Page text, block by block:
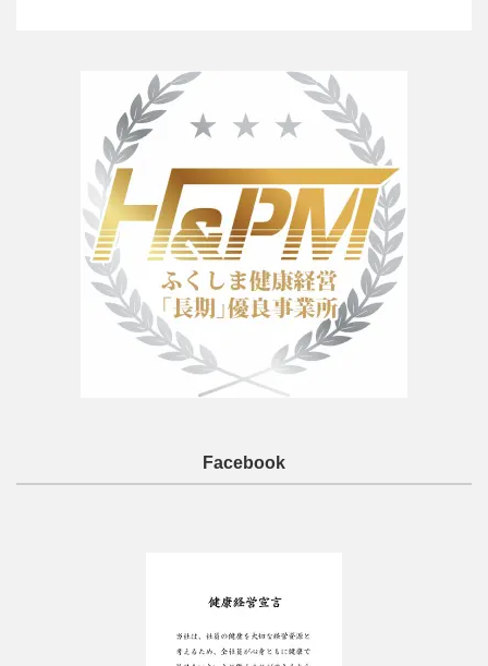
Facebook